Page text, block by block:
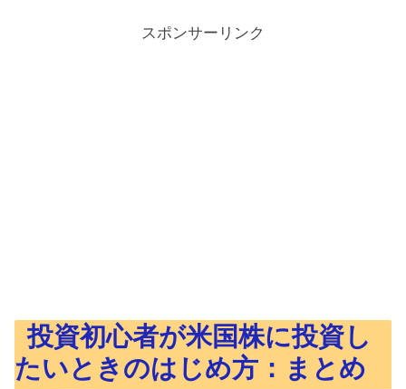
スポンサーリンク
投資初心者が米国株に投資し
たいときのはじめ方：まとめ